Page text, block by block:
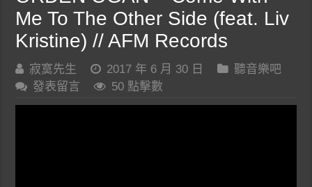
Me To The Other Side (feat. Liv
Kristine) // AFM Records
寂寞先生 2017 年 6 月 30 日
聽音樂吧
發表留言
50 點擊數